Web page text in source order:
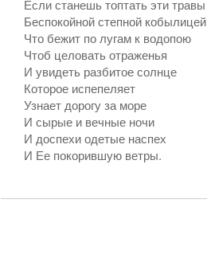
Если станешь топтать эти травы
Беспокойной степной кобылицей
Что бежит по лугам к водопою
Чтоб целовать отраженья
И увидеть разбитое солнце
Которое испепеляет
Узнает дорогу за море
И сырые и вечные ночи
И доспехи одетые наспех
И Ее покорившую ветры.